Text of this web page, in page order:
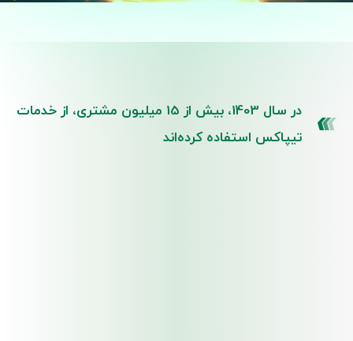
در سال 1403، بیش از 15 میلیون مشتری، از خدمات
تیپاکس استفاده کرده‌اند